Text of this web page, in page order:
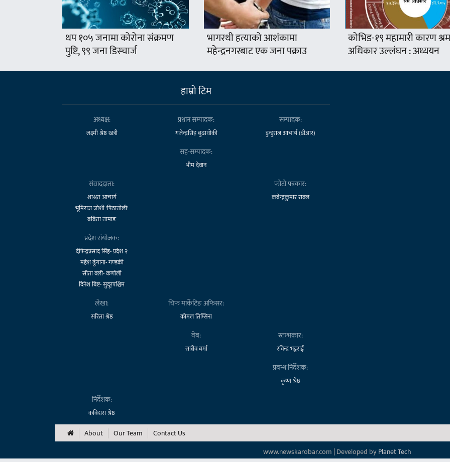
थप १०५ जनामा कोरोना संक्रमण
पुष्टि, ९९ जना डिस्चार्ज
भागरथी हत्याको आशंकामा
महेन्द्रनगरबाट एक जना पक्राउ
कोभिड-१९ महामारी कारण श्रम
अधिकार उल्लंघन : अध्ययन
हाम्राे टिम
अध्यक्ष:
लक्ष्मी श्रेष्ठ खत्री
प्रधान सम्पादक:
गजेन्द्रसिंह बुढाथोकी
सम्पादक:
डुन्डुराज आचार्य (डीआर)
सह-सम्पादक:
भीम देवान
संवाददाता:
शाश्वत आचार्य
भूमिराज जोशी 'पिठातोली'
बबिता तामाङ
फोटो पत्रकार:
कबेन्द्रकुमार रावल
प्रदेश संयोजक:
दीपेन्द्रप्रसाद सिंह- प्रदेश २
महेश ढुंगाना- गण्डकी
सीता वली- कर्णाली
दिनेश बिष्ट- सुदूरपश्चिम
लेखा:
सरिता श्रेष्ठ
चिफ मार्केटिङ अफिसर:
कोमल तिम्सिना
वेब:
सञ्जीव बर्मा
स्तम्भकार:
रविन्द्र भट्टराई
प्रबन्ध निर्देशक:
कृष्ण श्रेष्ठ
निर्देशक:
कविदास श्रेष्ठ
About Our Team
Contact Us
www.newskarobar.com | Developed byPlanet Tech